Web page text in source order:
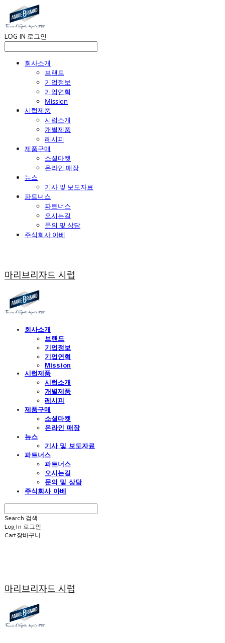
LOG IN 로그인
회사소개
브랜드
기업정보
기업연혁
Mission
시럽제품
시럽소개
개별제품
레시피
제품구매
소셜마켓
온라인 매장
뉴스
기사 및 보도자료
파트너스
파트너스
오시는길
문의 및 상담
주식회사 아베
마리브리자드 시럽
회사소개
브랜드
기업정보
기업연혁
Mission
시럽제품
시럽소개
개별제품
레시피
제품구매
소셜마켓
온라인 매장
뉴스
기사 및 보도자료
파트너스
파트너스
오시는길
문의 및 상담
주식회사 아베
Search 검색
Log In 로그인
Cart장바구니
마리브리자드 시럽